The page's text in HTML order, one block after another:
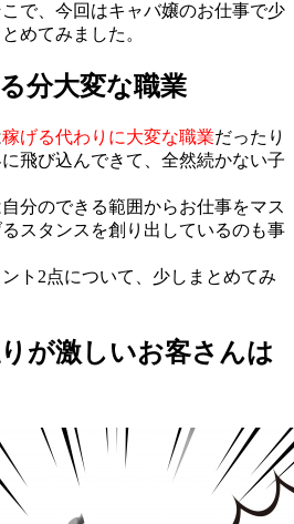
で、今回はキャバ嬢のお仕事で少
めてみました。
分大変な職業
稼げる代わりに大変な職業だったり
飛び込んできて、全然続かない子
分のできる範囲からお仕事をマス
スタンスを創り出しているのも事
ト2点について、少しまとめてみ
が激しいお客さんは